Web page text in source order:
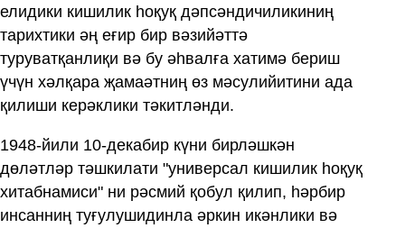
елидики кишилик һоқуқ дәпсәндичиликиниң
тарихтики әң еғир бир вәзийәттә
туруватқанлиқи вә бу әһвалға хатимә бериш
үчүн хәлқара җамаәтниң өз мәсулийитини ада
қилиши керәклики тәкитләнди.
1948-йили 10-декабир күни бирләшкән
дөләтләр тәшкилати "универсал кишилик һоқуқ
хитабнамиси" ни рәсмий қобул қилип, һәрбир
инсанниң туғулушидинла әркин икәнлики вә